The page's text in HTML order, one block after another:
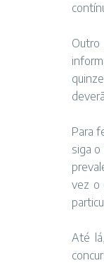
Para
siga
vez o
Até